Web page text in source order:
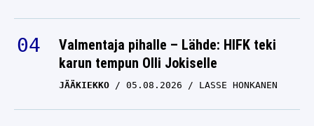
Valmentaja pihalle – Lähde: HIFK teki
karun tempun Olli Jokiselle
JÄÄKIEKKO 05.08.2026 LASSE HONKANEN